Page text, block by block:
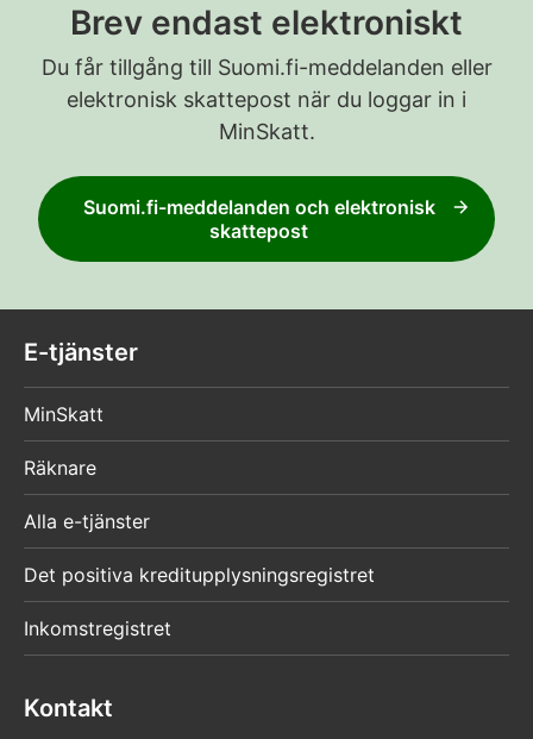
Brev endast elektroniskt
Du får tillgång till Suomi.fi-meddelanden eller
elektronisk skattepost när du loggar in i
MinSkatt.
Suomi.fi-meddelanden och elektronisk
skattepost
E-tjänster
MinSkatt
Räknare
Alla e-tjänster
Det positiva kreditupplysningsregistret
Inkomstregistret
Kontakt